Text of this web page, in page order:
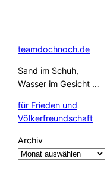
teamdochnoch.de
Sand im Schuh,
Wasser im Gesicht …
für Frieden und
Völkerfreundschaft
Archiv